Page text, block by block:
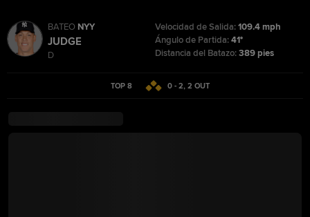
BATEO NYY
JUDGE
D
Velocidad de Salida:109.4 mph
Ángulo de Partida:41°
Distancia del Batazo:389 pies
TOP 8 0 - 2, 2 OUT